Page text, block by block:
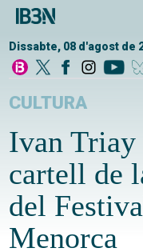
Dissabte, 08 d'agost de
CULTURA
Ivan Triay
cartell de
del
Menorca